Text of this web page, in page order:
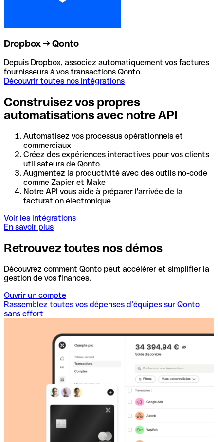
Dropbox → Qonto
Depuis Dropbox, associez automatiquement vos factures
fournisseurs à vos transactions Qonto.
Découvrir toutes nos intégrations
Construisez vos propres
automatisations avec notre API
Automatisez vos processus opérationnels et
commerciaux
Créez des expériences interactives pour vos clients
utilisateurs de Qonto
Augmentez la productivité avec des outils no-code
comme Zapier et Make
Notre API vous aide à préparer l'arrivée de la
facturation électronique
Voir les intégrations
En savoir plus
Retrouvez toutes nos démos
Découvrez comment Qonto peut accélérer et simplifier la
gestion de vos finances.
Ouvrir un compte
Rassemblez toutes vos dépenses d’équipes sur Qonto
sans effort